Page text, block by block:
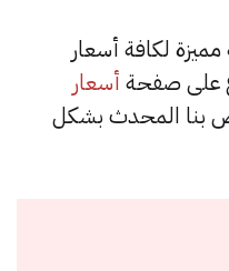
تغطية مميزة لكافة أسعار
على صفحة أسعار
بنا المحدث بشكل